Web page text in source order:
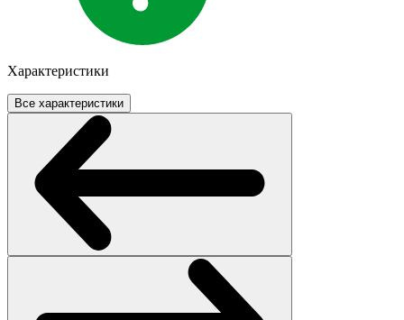
Характеристики
Все характеристики